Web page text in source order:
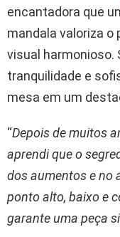
encantadora que
mandala valoriza
visual harmonioso.
tranquilidade e
mesa em um
“Depois de muitos
aprendi que o
dos aumentos e no
ponto alto, baixo e
garante uma peça